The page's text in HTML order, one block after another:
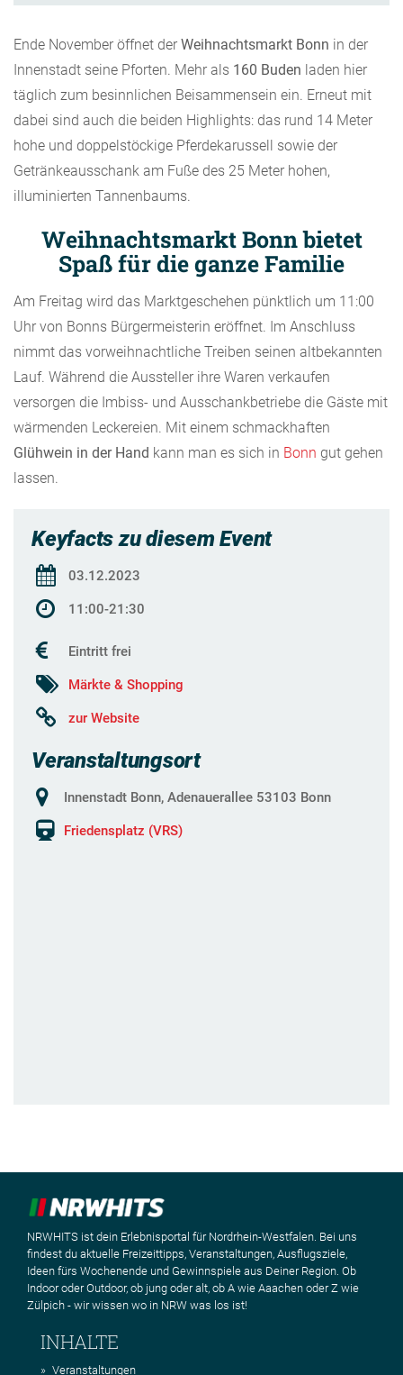
Ende November öffnet der Weihnachtsmarkt Bonn in der
Innenstadt seine Pforten. Mehr als 160 Buden laden hier
täglich zum besinnlichen Beisammensein ein. Erneut mit
dabei sind auch die beiden Highlights: das rund 14 Meter
hohe und doppelstöckige Pferdekarussell sowie der
Getränkeausschank am Fuße des 25 Meter hohen,
illuminierten Tannenbaums.
Weihnachtsmarkt Bonn bietet
Spaß für die ganze Familie
Am Freitag wird das Marktgeschehen pünktlich um 11:00
Uhr von Bonns Bürgermeisterin eröffnet. Im Anschluss
nimmt das vorweihnachtliche Treiben seinen altbekannten
Lauf. Während die Aussteller ihre Waren verkaufen
versorgen die Imbiss- und Ausschankbetriebe die Gäste mit
wärmenden Leckereien. Mit einem schmackhaften
Glühwein in der Hand kann man es sich in Bonn gut gehen
lassen.
Keyfacts zu diesem Event
03.12.2023
11:00-21:30
Eintritt frei
Märkte & Shopping
zur Website
Veranstaltungsort
Innenstadt Bonn, Adenauerallee 53103 Bonn
Friedensplatz (VRS)
NRWHITS ist dein Erlebnisportal für Nordrhein-Westfalen. Bei uns
findest du aktuelle Freizeittipps, Veranstaltungen, Ausflugsziele,
Ideen fürs Wochenende und Gewinnspiele aus Deiner Region. Ob
Indoor oder Outdoor, ob jung oder alt, ob A wie Aaachen oder Z wie
Zülpich - wir wissen wo in NRW was los ist!
INHALTE
Veranstaltungen